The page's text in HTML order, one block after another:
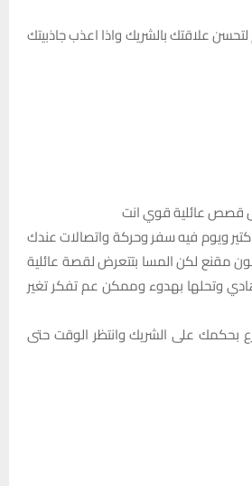
علاقتك بالشريك واذا اعذب جاذبيتك
قصص عائلية قوي انت
ويوم فيه سفر وحركة واتصالات عندك
مقنع لكن المسا بتتعرض لقصة عائلية
وتحلها بهدوء وممكن عم تفكر تغير
بحكمك على الشريك وانتظر الوقت حتى